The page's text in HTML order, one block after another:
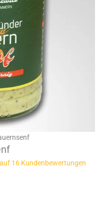
16 Kundenbewertungen